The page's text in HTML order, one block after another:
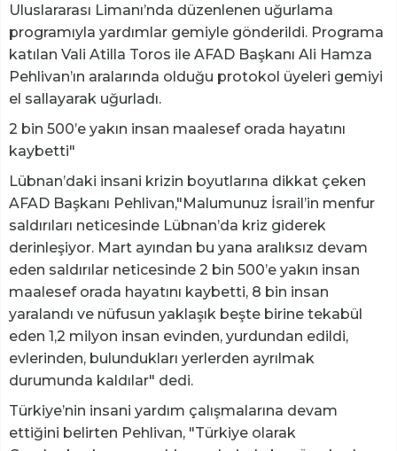
Uluslararası Limanı’nda düzenlenen uğurlama
programıyla yardımlar gemiyle gönderildi. Programa
katılan Vali Atilla Toros ile AFAD Başkanı Ali Hamza
Pehlivan’ın aralarında olduğu protokol üyeleri gemiyi
el sallayarak uğurladı.
2 bin 500’e yakın insan maalesef orada hayatını
kaybetti"
Lübnan’daki insani krizin boyutlarına dikkat çeken
AFAD Başkanı Pehlivan,"Malumunuz İsrail’in menfur
saldırıları neticesinde Lübnan’da kriz giderek
derinleşiyor. Mart ayından bu yana aralıksız devam
eden saldırılar neticesinde 2 bin 500’e yakın insan
maalesef orada hayatını kaybetti, 8 bin insan
yaralandı ve nüfusun yaklaşık beşte birine tekabül
eden 1,2 milyon insan evinden, yurdundan edildi,
evlerinden, bulundukları yerlerden ayrılmak
durumunda kaldılar" dedi.
Türkiye’nin insani yardım çalışmalarına devam
ettiğini belirten Pehlivan, "Türkiye olarak